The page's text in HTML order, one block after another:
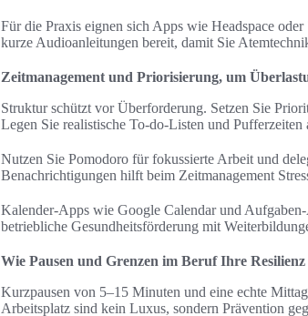
Für die Praxis eignen sich Apps wie Headspace
kurze Audioanleitungen bereit, damit Sie
Zeitmanagement und Priorisierung, um
Struktur schützt vor Überforderung. Setzen Sie
Legen Sie realistische To‑do‑Listen und Pufferzeiten
Nutzen Sie Pomodoro für fokussierte Arbeit und
Benachrichtigungen hilft beim Zeitmanagement
Kalender-Apps wie Google Calendar und
betriebliche Gesundheitsförderung mit
Wie Pausen und Grenzen im Beruf Ihre
Kurzpausen von 5–15 Minuten und eine echte
Arbeitsplatz sind kein Luxus, sondern Prävention